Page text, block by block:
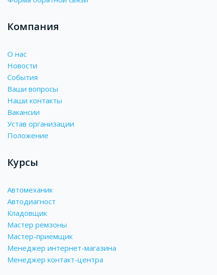
Компания
О нас
Новости
События
Ваши вопросы
Наши контакты
Вакансии
Устав организации
Положение
Курсы
Автомеханик
Автодиагност
Кладовщик
Мастер ремзоны
Мастер-приемщик
Менеджер интернет-магазина
Менеджер контакт-центра